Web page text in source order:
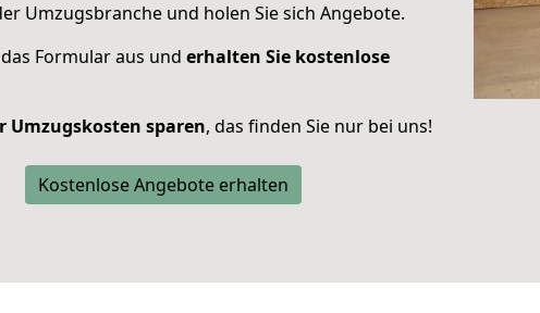
Umzugsbranche und holen Sie sich Angebote.
Formular aus und erhalten Sie kostenlose
Umzugskosten sparen, das finden Sie nur bei uns!
Kostenlose Angebote erhalten